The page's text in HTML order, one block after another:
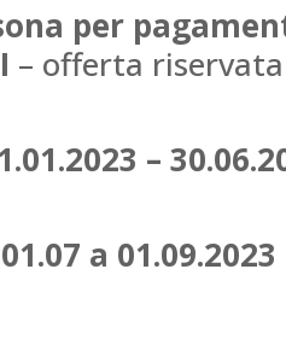
per
– offerta
–
a 01.09.2023